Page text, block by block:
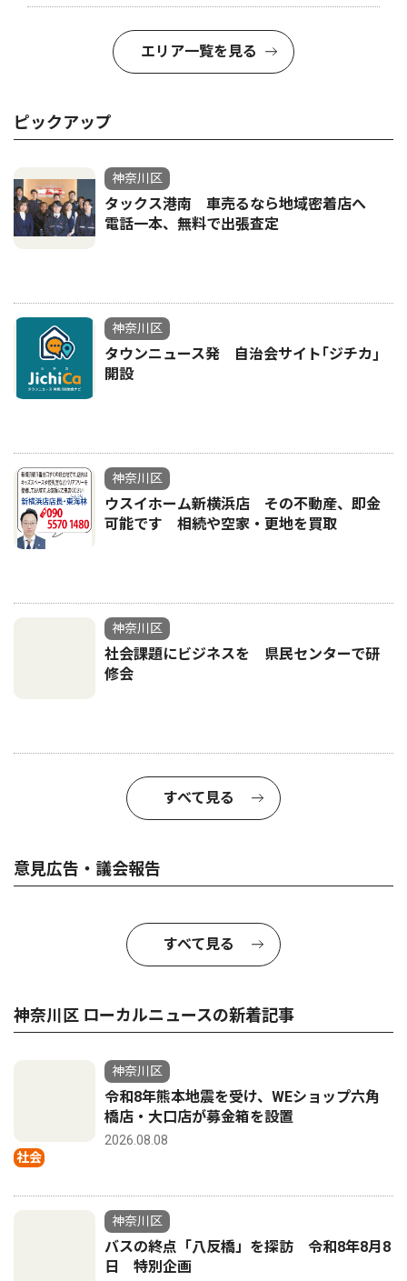
エリア一覧を見る
ピックアップ
神奈川区
タックス港南 車売るなら地域密着店へ
電話一本、無料で出張査定
神奈川区
タウンニュース発 自治会サイト｢ジチカ｣
開設
神奈川区
ウスイホーム新横浜店 その不動産、即金
可能です 相続や空家・更地を買取
神奈川区
社会課題にビジネスを 県民センターで研
修会
すべて見る
意見広告・議会報告
すべて見る
神奈川区 ローカルニュースの新着記事
社会
神奈川区
令和8年熊本地震を受け、WEショップ六角
橋店・大口店が募金箱を設置
2026.08.08
神奈川区
バスの終点「八反橋」を探訪 令和8年8月8
日 特別企画